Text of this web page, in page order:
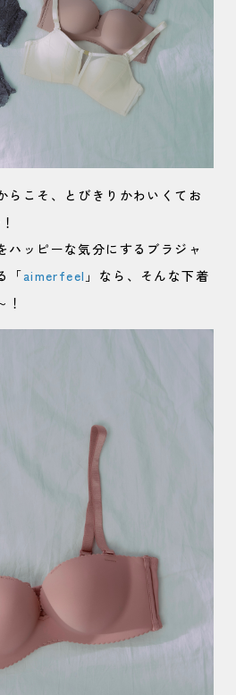
らこそ、とびきりかわいくてお
ハッピーな気分にするブラジャ
「aimerfeel 」なら、そんな下着